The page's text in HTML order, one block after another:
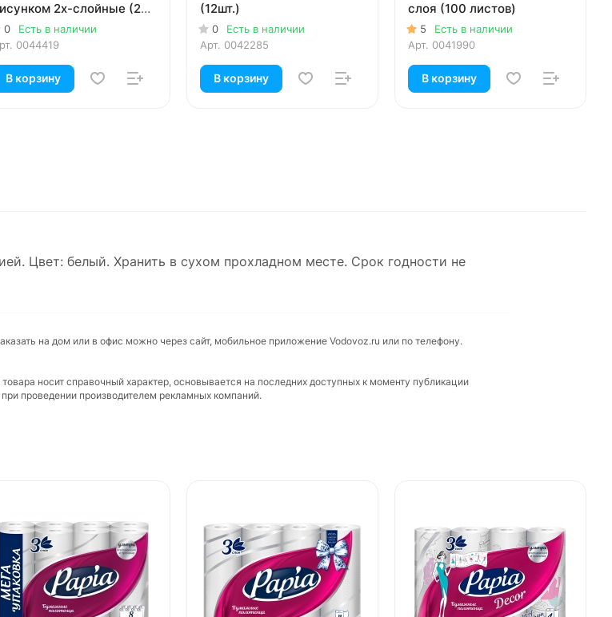
2х-слойные (2
0
Есть в наличии
0044419
В корзину
(12шт.)
0
Есть в наличии
Арт. 0042285
В корзину
слоя (100 листов)
5
Есть в наличии
Арт. 0041990
В корзину
Цвет: белый. Хранить в сухом прохладном месте. Срок годности не
на дом или в офис можно через сайт, мобильное приложение Vodovoz.ru или по телефону.
носит справочный характер, основывается на последних доступных к моменту публикации
проведении производителем рекламных компаний.